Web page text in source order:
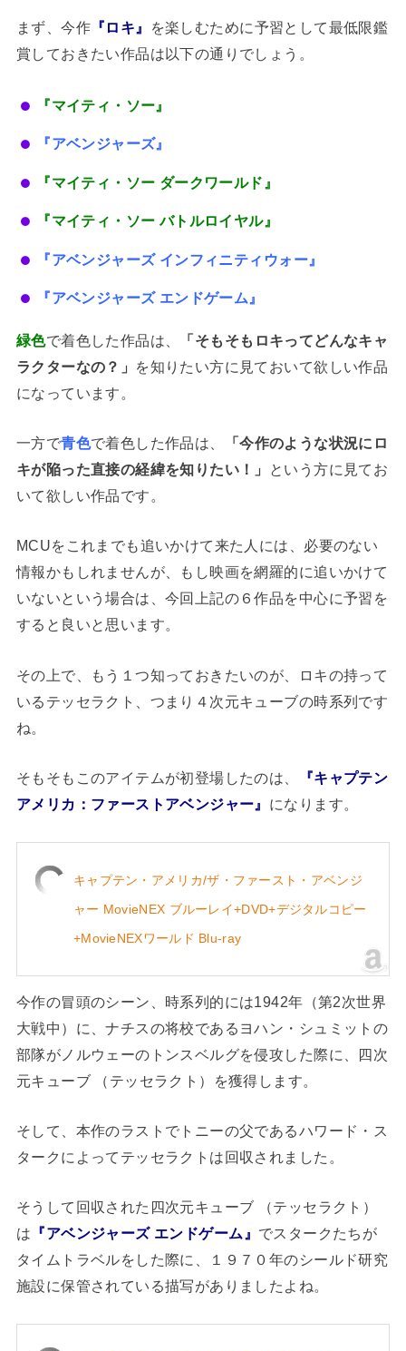
まず、今作『ロキ』
を楽しむために予習として最低限鑑
賞しておきたい作品は以下の通りでしょう。
『マイティ・ソー』
『アベンジャーズ』
『マイティ・ソー ダークワールド』
『マイティ・ソー バトルロイヤル』
『アベンジャーズ インフィニティウォー』
『アベンジャーズ エンドゲーム』
緑色で着色した作品は、
「そもそもロキってどんなキャ
ラクターなの？」 を知りたい方に見ておいて欲しい作品
になっています。
一方で青色で着色した作品は、
「今作のような状況にロ
キが陥った直接の経緯を知りたい！」
という方に見てお
いて欲しい作品です。
MCUをこれまでも追いかけて来た人には、必要のない
情報かもしれませんが、もし映画を網羅的に追いかけて
いないという場合は、今回上記の６作品を中心に予習を
すると良いと思います。
その上で、もう１つ知っておきたいのが、ロキの持って
いるテッセラクト、つまり４次元キューブの時系列です
ね。
そもそもこのアイテムが初登場したのは、
『キャプテン
アメリカ：ファーストアベンジャー』 になります。
キャプテン・アメリカ/ザ・ファースト・アベンジ
ャー MovieNEX ブルーレイ+DVD+デジタルコピー
+MovieNEXワールド Blu-ray
今作の冒頭のシーン、時系列的には1942年（第2次世界
大戦中）に、ナチスの将校であるヨハン・シュミットの
部隊がノルウェーのトンスベルグを侵攻した際に、四次
元キューブ （テッセラクト）を獲得します。
そして、本作のラストでトニーの父であるハワード・ス
タークによってテッセラクトは回収されました。
そうして回収された四次元キューブ （テッセラクト）
は 『アベンジャーズ エンドゲーム』 でスタークたちが
タイムトラベルをした際に、１９７０年のシールド研究
施設に保管されている描写がありましたよね。